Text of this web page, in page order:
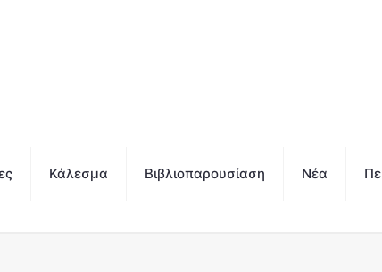
Κάλεσμα Βιβλιοπαρουσίαση Νέα